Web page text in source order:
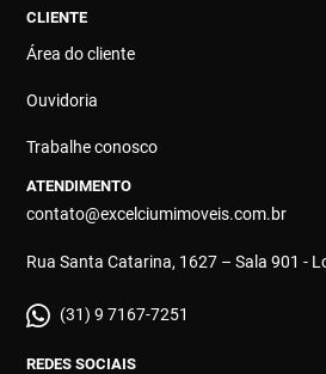
CLIENTE
Área do cliente
Ouvidoria
Trabalhe conosco
ATENDIMENTO
contato@excelciumimoveis.com.br
Rua Santa Catarina, 1627 – Sala 901 -
(31) 9 7167-7251
REDES SOCIAIS